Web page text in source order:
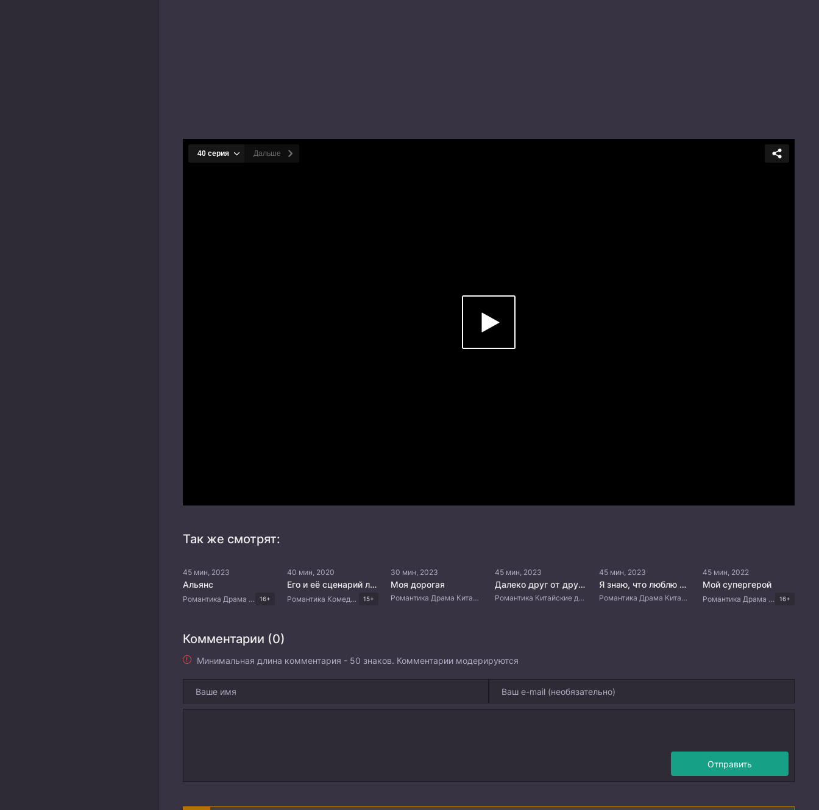
Так же смотрят:
45 мин, 2023
Альянс
Романтика Драма Китайские дорамы 16+
40 мин, 2020
Его и её сценарий любви
Романтика Комедия Драма Китайские дорамы 15+
30 мин, 2023
Моя дорогая
Романтика Драма Китайские дорамы
45 мин, 2023
Далеко друг от друга
Романтика Китайские дорамы
45 мин, 2023
Я знаю, что люблю тебя
Романтика Драма Китайские дорамы
45 мин, 2022
Мой супергерой
Романтика Драма Китайские дорамы 16+
Комментарии (0)
Минимальная длина комментария - 50 знаков. Комментарии модерируются
Отправить